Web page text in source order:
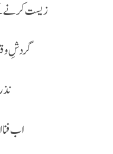
زیست کرنے
گردشِ
اب